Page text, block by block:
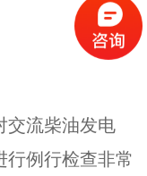
流柴油发电
行例行检查非常